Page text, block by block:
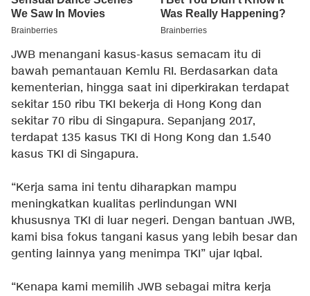
JWB menangani kasus-kasus semacam itu di
bawah pemantauan Kemlu RI. Berdasarkan data
kementerian, hingga saat ini diperkirakan terdapat
sekitar 150 ribu TKI bekerja di Hong Kong dan
sekitar 70 ribu di Singapura. Sepanjang 2017,
terdapat 135 kasus TKI di Hong Kong dan 1.540
kasus TKI di Singapura.
“Kerja sama ini tentu diharapkan mampu
meningkatkan kualitas perlindungan WNI
khususnya TKI di luar negeri. Dengan bantuan JWB,
kami bisa fokus tangani kasus yang lebih besar dan
genting lainnya yang menimpa TKI” ujar Iqbal.
“Kenapa kami memilih JWB sebagai mitra kerja